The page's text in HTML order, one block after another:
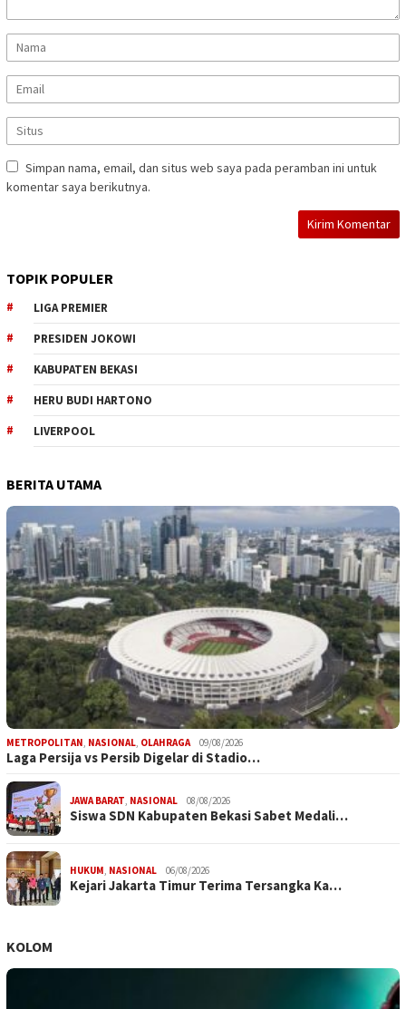
Simpan nama, email, dan situs web saya pada peramban ini untuk
komentar saya berikutnya.
TOPIK POPULER
LIGA PREMIER
PRESIDEN JOKOWI
KABUPATEN BEKASI
HERU BUDI HARTONO
LIVERPOOL
BERITA UTAMA
METROPOLITAN NASIONAL OLAHRAGA 09/08/2026
Laga Persija vs Persib Digelar di Stadio…
JAWA BARAT NASIONAL 08/08/2026
Siswa SDN Kabupaten Bekasi Sabet Medali…
HUKUM NASIONAL 06/08/2026
Kejari Jakarta Timur Terima Tersangka Ka…
KOLOM